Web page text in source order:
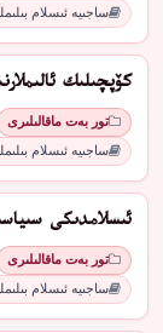
ساجىيە ئىسلام
كۆپچىلىك
تور بەت ماقالىلىرى
ساجىيە ئىسلام
ئىسلامدىكى
تور بەت ماقالىلىرى
ساجىيە ئىسلام